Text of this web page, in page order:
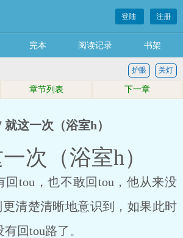
登陆 注册
完本 阅读记录 书架
关灯
护眼
章节列表 下一章
就这一次（浴室h）
次（浴室h）
，也不敢回tou，他从来没
清楚清晰地意识到，如果此时
回tou路了。